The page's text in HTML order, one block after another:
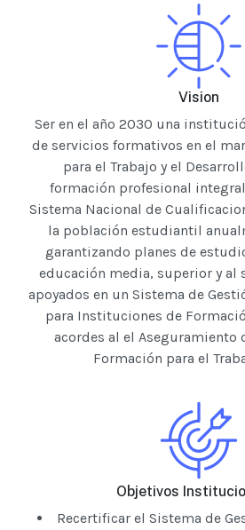
Vision
Ser en el año 2030 una
de servicios formativos en el
para el Trabajo y el
formación profesional
Sistema Nacional de
la población estudiantil
garantizando planes de
educación media, superior y al
apoyados en un Sistema de
para Instituciones de
acordes al el Aseguramiento
Formación para el
Objetivos
Recertificar el Sistema de